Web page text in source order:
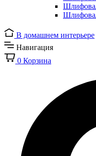
В домашнем интерьере
Навигация
0 Корзина